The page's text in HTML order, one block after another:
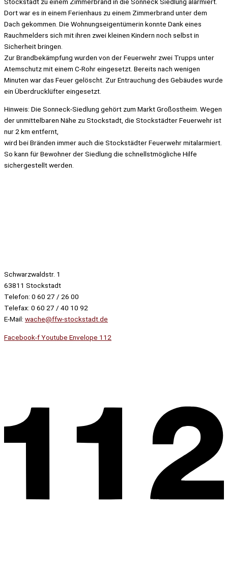
Dort war es in einem Ferienhaus zu einem Zimmerbrand unter dem
Dach gekommen. Die Wohnungseigentümerin konnte Dank eines
Rauchmelders sich mit ihren zwei kleinen Kindern noch selbst in
Sicherheit bringen.
Zur Brandbekämpfung wurden von der Feuerwehr zwei Trupps unter
Atemschutz mit einem C-Rohr eingesetzt. Bereits nach wenigen
Minuten war das Feuer gelöscht. Zur Entrauchung des Gebäudes wurde
ein Überdrucklüfter eingesetzt.
Hinweis: Die Sonneck-Siedlung gehört zum Markt Großostheim. Wegen
der unmittelbaren Nähe zu Stockstadt, die Stockstädter Feuerwehr ist
nur 2 km entfernt,
wird bei Bränden immer auch die Stockstädter Feuerwehr mitalarmiert.
So kann für Bewohner der Siedlung die schnellstmögliche Hilfe
sichergestellt werden.
Schwarzwaldstr. 1
63811 Stockstadt
Telefon: 0 60 27 / 26 00
Telefax: 0 60 27 / 40 10 92
E-Mail: wache@ffw-stockstadt.de
Facebook-fYoutube Envelope 112